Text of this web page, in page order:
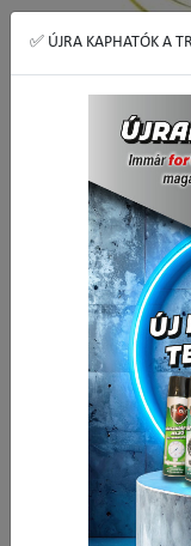
SupAir FFP1SL 23106
részecskék elleni
3 705,51
4 706,00
Vissza a kategóriába:
+
23106
Kedvencek
✅ ÚJRA KAPHATÓK A